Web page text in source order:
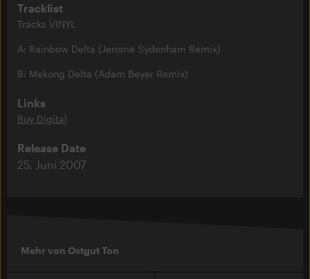
Tracklist
Tracks VINYL
A: Rainbow Delta (Jerome Sydenham Remix)
B: Mekong Delta (Adam Beyer Remix)
Links
Buy Digital
Release Date
25. Juni 2007
Mehr von Ostgut Ton